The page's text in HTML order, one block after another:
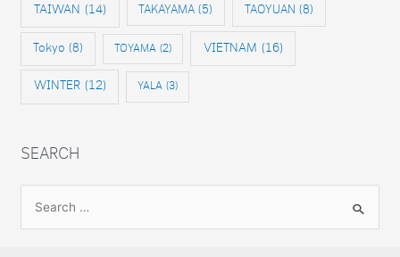
TAIWAN (14) TAKAYAMA (5) TAOYUAN (8)
Tokyo (8) TOYAMA (2) VIETNAM (16)
WINTER(12) YALA (3)
SEARCH